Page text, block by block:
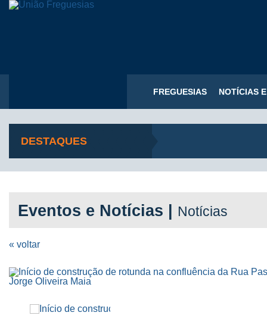
FREGUESIAS NOTÍCIAS
DESTAQUES
Eventos e Notícias | Notícias
« voltar